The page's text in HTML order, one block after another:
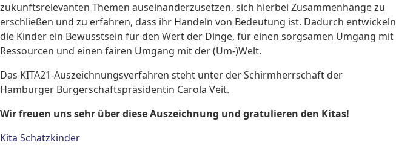
zukunftsrelevanten Themen auseinanderzusetzen, sich hierbei Zusammenhänge zu
erschließen und zu erfahren, dass ihr Handeln von Bedeutung ist. Dadurch entwickeln
die Kinder ein Bewusstsein für den Wert der Dinge, für einen sorgsamen Umgang mit
Ressourcen und einen fairen Umgang mit der (Um-)Welt.
Das KITA21-Auszeichnungsverfahren steht unter der Schirmherrschaft der
Hamburger Bürgerschaftspräsidentin Carola Veit.
Wir freuen uns sehr über diese Auszeichnung und gratulieren den Kitas!
Kita Schatzkinder